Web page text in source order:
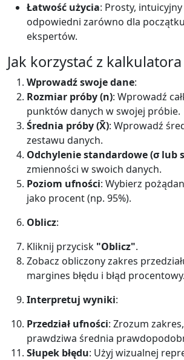
Łatwość użycia: Prosty,
odpowiedni zarówno dla
ekspertów.
Jak korzystać z kalkulatora
Wprowadź swoje dane:
Rozmiar próby (n): Wprowadź
punktów danych w swojej próbie.
Średnia próby (X̄): Wprowadź
zestawu danych.
Odchylenie standardowe (σ lub
zmienności w swoich danych.
Poziom ufności: Wybierz
jako procent (np. 95%).
Oblicz:
Kliknij przycisk "Oblicz".
Zobacz obliczony zakres
margines błędu i błąd procentowy.
Interpretuj wyniki:
Przedział ufności: Zrozum
prawdziwa średnia
Słupek błędu: Użyj wizualnej